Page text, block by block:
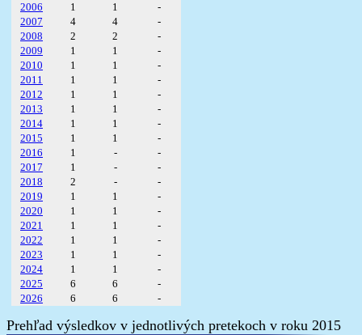
2006
1 1
-
2007
4 4
-
2008
2 2
-
2009
1 1
-
2010
1 1
-
2011
1 1
-
2012
1 1
-
2013
1 1
-
2014
1 1
-
2015
1 1
-
2016
1 -
-
2017
1 -
-
2018
2 -
-
2019
1 1
-
2020
1 1
-
2021
1 1
-
2022
1 1
-
2023
1 1
-
2024
1 1
-
2025
6 6
-
2026
6 6 -
Prehľad výsledkov v jednotlivých pretekoch v roku 2015